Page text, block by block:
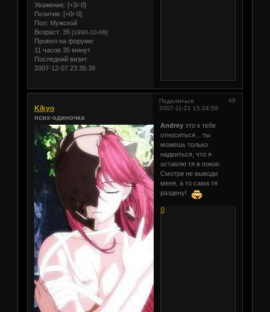
Уважение: [+3/-0]
Позитив: [+0/-0]
Пол: Мужской
Возраст: 35 [1990-10-08]
Провел на форуме:
11 часов 35 минут
Последний визит:
2007-12-07 23:35:39
Поделиться
49
2007-11-21 15:24:59
Kikyo
псих-одиночка
Andreyэто к тебе
относиться... ты
можешь только
надеиться, что я
оставлю тя в покое.
Смотри не выводи
меня, а то сама тя
раздену!
0